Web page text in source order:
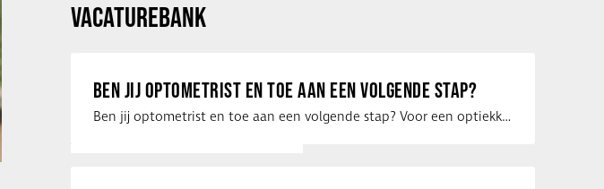
VACATUREBANK
BEN JIJ OPTOMETRIST EN TOE AAN EEN VOLGENDE STAP?
Ben jij optometrist en toe aan een volgende stap? Voor een optiekketen is Eye …